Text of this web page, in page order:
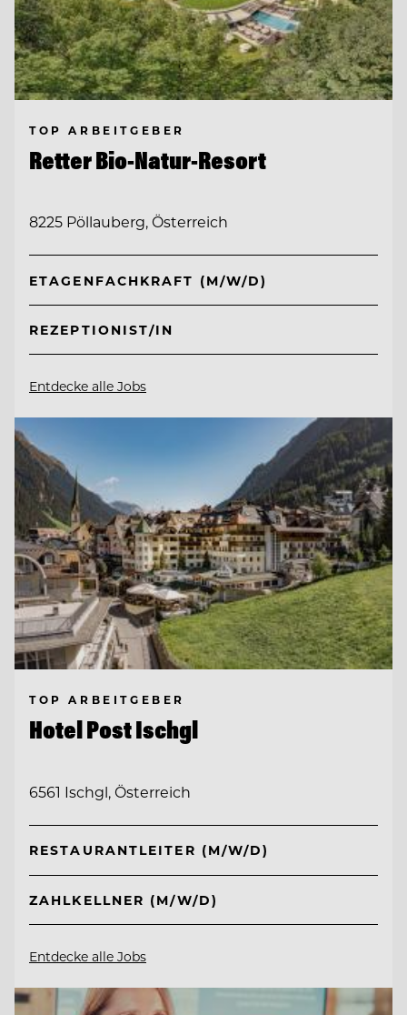
TOP ARBEITGEBER
Retter Bio-Natur-Resort
8225 Pöllauberg, Österreich
ETAGENFACHKRAFT (M/W/D)
REZEPTIONIST/IN
Entdecke alle Jobs
TOP ARBEITGEBER
Hotel Post Ischgl
6561 Ischgl, Österreich
RESTAURANTLEITER (M/W/D)
ZAHLKELLNER (M/W/D)
Entdecke alle Jobs